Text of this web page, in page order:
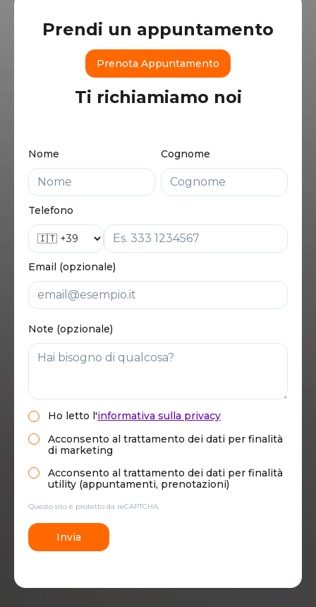
Prendi un appuntamento
Prenota Appuntamento
Ti richiamiamo noi
Nome Cognome
Telefono
Email (opzionale)
Note (opzionale)
Ho letto l'informativa sulla privacy
Acconsento al trattamento dei dati per finalità
di marketing
Acconsento al trattamento dei dati per finalità
utility (appuntamenti, prenotazioni)
Questo sito è protetto da reCAPTCHA.
Invia